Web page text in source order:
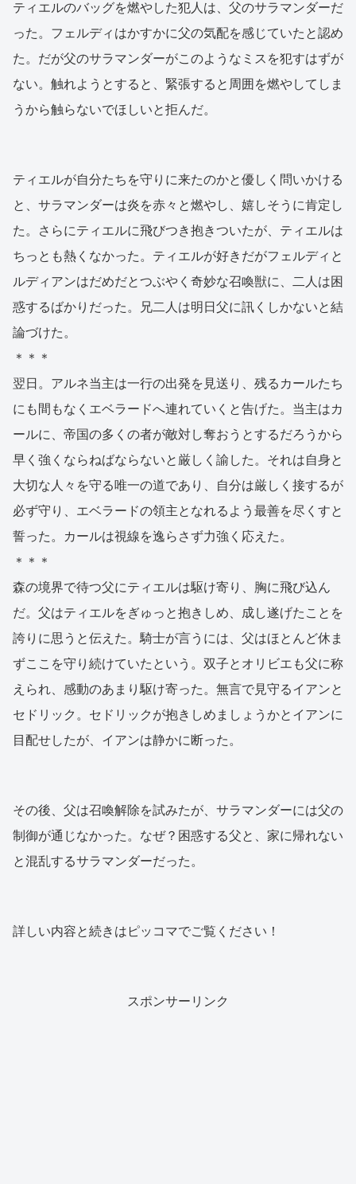
ティエルのバッグを燃やした犯人は、父のサラマンダーだ
った。フェルディはかすかに父の気配を感じていたと認め
た。だが父のサラマンダーがこのようなミスを犯すはずが
ない。触れようとすると、緊張すると周囲を燃やしてしま
うから触らないでほしいと拒んだ。
ティエルが自分たちを守りに来たのかと優しく問いかける
と、サラマンダーは炎を赤々と燃やし、嬉しそうに肯定し
た。さらにティエルに飛びつき抱きついたが、ティエルは
ちっとも熱くなかった。ティエルが好きだがフェルディと
ルディアンはだめだとつぶやく奇妙な召喚獣に、二人は困
惑するばかりだった。兄二人は明日父に訊くしかないと結
論づけた。
＊＊＊
翌日。アルネ当主は一行の出発を見送り、残るカールたち
にも間もなくエベラードへ連れていくと告げた。当主はカ
ールに、帝国の多くの者が敵対し奪おうとするだろうから
早く強くならねばならないと厳しく諭した。それは自身と
大切な人々を守る唯一の道であり、自分は厳しく接するが
必ず守り、エベラードの領主となれるよう最善を尽くすと
誓った。カールは視線を逸らさず力強く応えた。
＊＊＊
森の境界で待つ父にティエルは駆け寄り、胸に飛び込ん
だ。父はティエルをぎゅっと抱きしめ、成し遂げたことを
誇りに思うと伝えた。騎士が言うには、父はほとんど休ま
ずここを守り続けていたという。双子とオリビエも父に称
えられ、感動のあまり駆け寄った。無言で見守るイアンと
セドリック。セドリックが抱きしめましょうかとイアンに
目配せしたが、イアンは静かに断った。
その後、父は召喚解除を試みたが、サラマンダーには父の
制御が通じなかった。なぜ？困惑する父と、家に帰れない
と混乱するサラマンダーだった。
詳しい内容と続きはピッコマでご覧ください！
スポンサーリンク